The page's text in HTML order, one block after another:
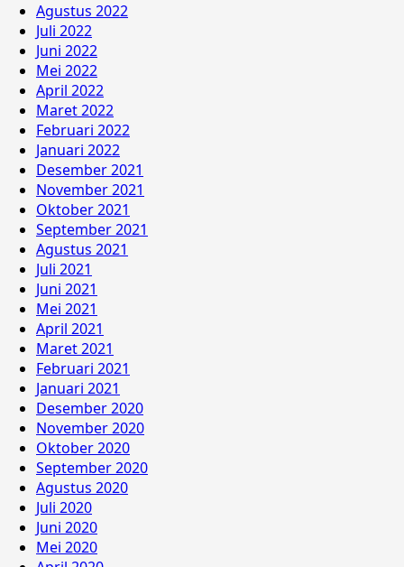
Agustus 2022
Juli 2022
Juni 2022
Mei 2022
April 2022
Maret 2022
Februari 2022
Januari 2022
Desember 2021
November 2021
Oktober 2021
September 2021
Agustus 2021
Juli 2021
Juni 2021
Mei 2021
April 2021
Maret 2021
Februari 2021
Januari 2021
Desember 2020
November 2020
Oktober 2020
September 2020
Agustus 2020
Juli 2020
Juni 2020
Mei 2020